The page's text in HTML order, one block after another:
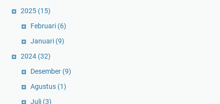
2025 (15)
Februari (6)
Januari (9)
2024 (32)
Desember (9)
Agustus (1)
Juli (3)